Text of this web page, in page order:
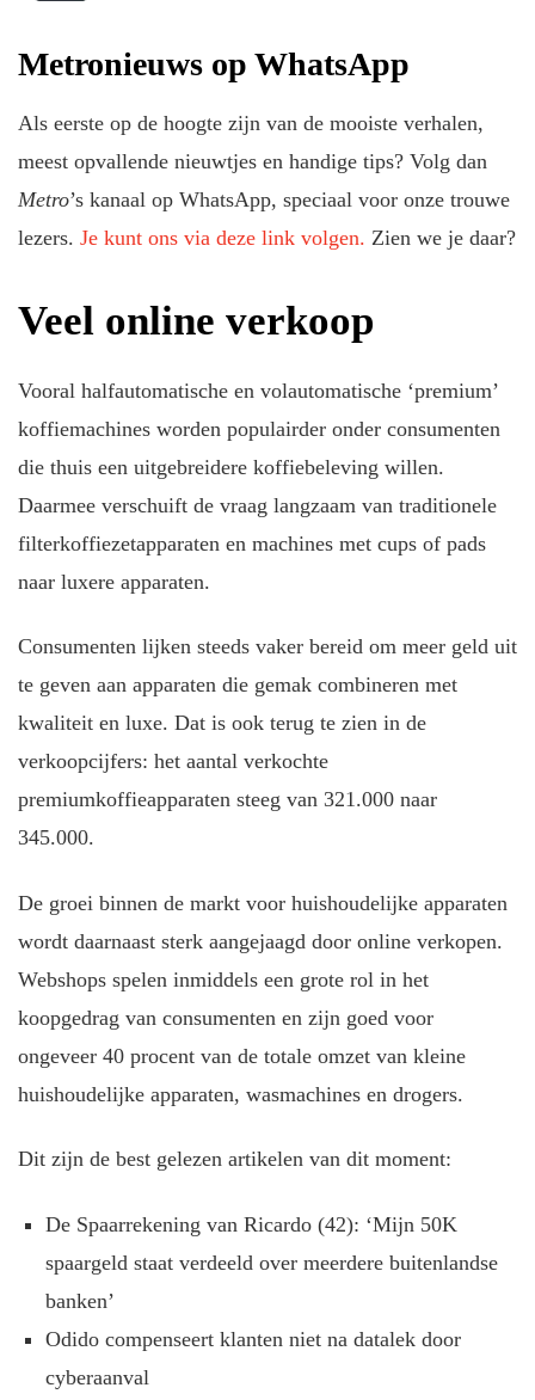
Metronieuws op WhatsApp
Als eerste op de hoogte zijn van de mooiste verhalen,
meest opvallende nieuwtjes en handige tips? Volg dan
Metro’s kanaal op WhatsApp, speciaal voor onze trouwe
lezers. Je kunt ons via deze link volgen. Zien we je daar?
Veel online verkoop
Vooral halfautomatische en volautomatische ‘premium’
koffiemachines worden populairder onder consumenten
die thuis een uitgebreidere koffiebeleving willen.
Daarmee verschuift de vraag langzaam van traditionele
filterkoffiezetapparaten en machines met cups of pads
naar luxere apparaten.
Consumenten lijken steeds vaker bereid om meer geld uit
te geven aan apparaten die gemak combineren met
kwaliteit en luxe. Dat is ook terug te zien in de
verkoopcijfers: het aantal verkochte
premiumkoffieapparaten steeg van 321.000 naar
345.000.
De groei binnen de markt voor huishoudelijke apparaten
wordt daarnaast sterk aangejaagd door online verkopen.
Webshops spelen inmiddels een grote rol in het
koopgedrag van consumenten en zijn goed voor
ongeveer 40 procent van de totale omzet van kleine
huishoudelijke apparaten, wasmachines en drogers.
Dit zijn de best gelezen artikelen van dit moment:
De Spaarrekening van Ricardo (42): ‘Mijn 50K
spaargeld staat verdeeld over meerdere buitenlandse
banken’
Odido compenseert klanten niet na datalek door
cyberaanval